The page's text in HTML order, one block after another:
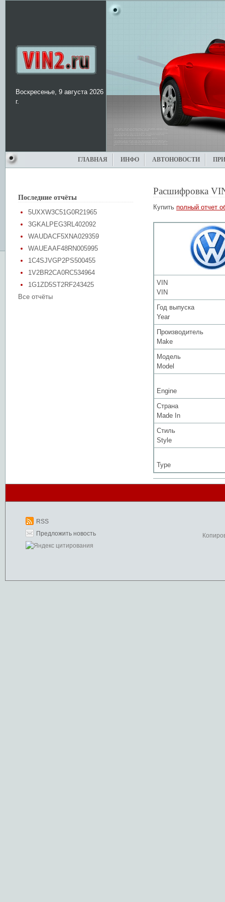
Воскресенье, 9 августа 2026
г.
ГЛАВНАЯ ИНФО АВТОНОВОСТИ
Последние отчёты
5UXXW3C51G0R21965
3GKALPEG3RL402092
WAUDACF5XNA029359
WAUEAAF48RN005995
1C4SJVGP2PS500455
1V2BR2CA0RC534964
1G1ZD5ST2RF243425
Все отчёты
Расшифровка
Купить полный отчет
VIN
VIN
Год выпуска
Year
Производитель
Make
Модель
Model
Engine
Страна
Made In
Стиль
Style
Type
RSS
Предложить новость